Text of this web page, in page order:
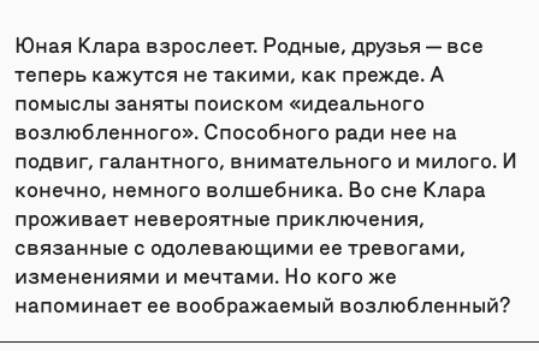
Юная Клара взрослеет. Родные, друзья — все
теперь кажутся не такими, как прежде. А
помыслы заняты поиском «идеального
возлюбленного». Способного ради нее на
подвиг, галантного, внимательного и милого. И
конечно, немного волшебника. Во сне Клара
проживает невероятные приключения,
связанные с одолевающими ее тревогами,
изменениями и мечтами. Но кого же
напоминает ее воображаемый возлюбленный?